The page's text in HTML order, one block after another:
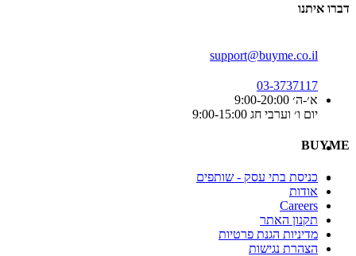
דברו איתנו
support@buyme.co.il
03-3737117
א׳-ה׳ 9:00-20:00
יום ו׳ וערבי חג 9:00-15:00
BUYME
כניסת בתי עסק - שותפים
אודות
Careers
תקנון האתר
מדיניות הגנת פרטיות
הצהרת נגישות